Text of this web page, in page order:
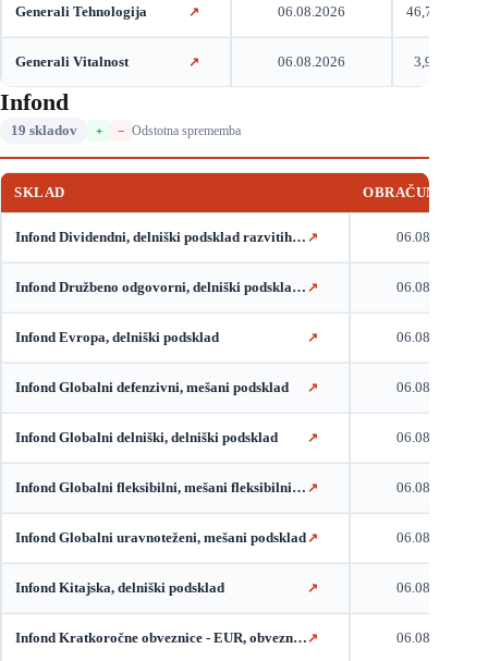
Generali Tehnologija ↗ 06.08.2026 46,71
Generali Vitalnost ↗ 06.08.2026 3,95
Infond
19 skladov + − Odstotna sprememba
SKLAD OBRAČUNSKI
Infond Dividendni, delniški podsklad razvitih trgov
↗ 06.08.2026
Infond Družbeno odgovorni, delniški podsklad razvitih trgov
↗ 06.08.2026
Infond Evropa, delniški podsklad ↗ 06.08.2026
Infond Globalni defenzivni, mešani podsklad ↗ 06.08.2026
Infond Globalni delniški, delniški podsklad ↗ 06.08.2026
Infond Globalni fleksibilni, mešani fleksibilni podsklad
↗ 06.08.2026
Infond Globalni uravnoteženi, mešani podsklad↗ 06.08.2026
Infond Kitajska, delniški podsklad ↗ 06.08.2026
Infond Kratkoročne obveznice - EUR, obvezniški podsklad
↗ 06.08.2026